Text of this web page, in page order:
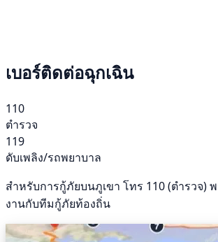
เบอร์ติดต่อฉุกเฉิน
110
ตำรวจ
119
ดับเพลิง/รถพยาบาล
สำหรับการกู้ภัยบนภูเขา โทร 110 (ตำรวจ)
งานกับทีมกู้ภัยท้องถิ่น